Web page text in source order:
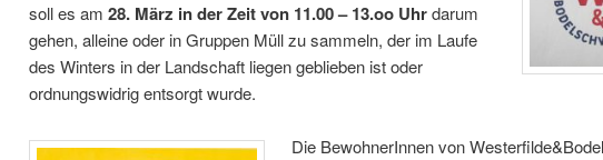
soll es am 28. März in der Zeit von 11.00 – 13.oo Uhrdarum
gehen, alleine oder in Gruppen Müll zu sammeln, der im Laufe
des Winters in der Landschaft liegen geblieben ist oder
ordnungswidrig entsorgt wurde.
Die BewohnerInnen von